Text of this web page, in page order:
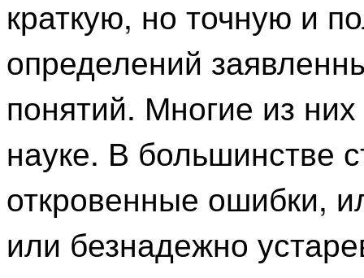
краткую, но точную и
определений
понятий. Многие из
науке. В большинстве
откровенные ошибки,
или безнадежно